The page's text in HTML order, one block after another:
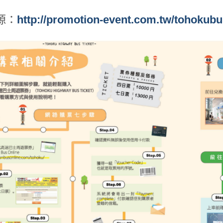
： http://promotion-event.com.tw/